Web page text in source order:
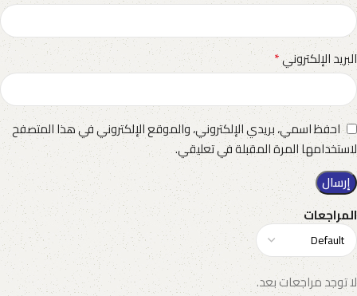
المراجعات
لا توجد مراجعات بعد.
البريد الإلكتروني*
احفظ اسمي، بريدي الإلكتروني، والموقع الإلكتروني في هذا المتصفح
لاستخدامها المرة المقبلة في تعليقي.